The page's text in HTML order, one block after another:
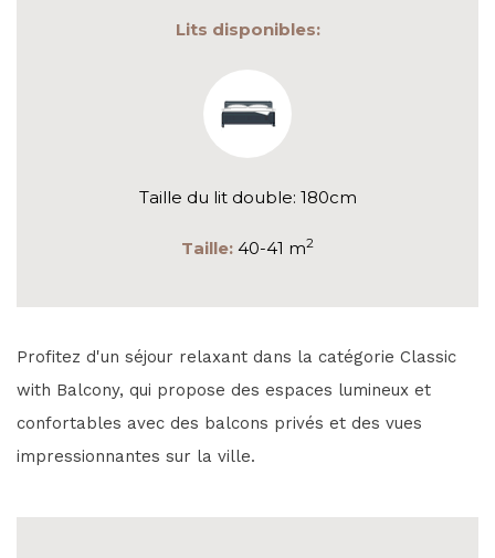
Lits disponibles:
Taille du lit double: 180cm
Taille: 40-41 m2
Profitez d'un séjour relaxant dans la catégorie Classic
with Balcony, qui propose des espaces lumineux et
confortables avec des balcons privés et des vues
impressionnantes sur la ville.